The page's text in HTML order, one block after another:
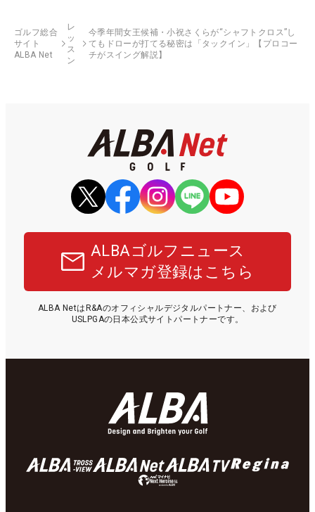
ゴルフ総合
サイト
ALBA Net
レ
ッ
ス
ン
今季年間女王候補・小祝さくらが“シャフトクロス”し
てもドローが打てる秘密は「タックイン」【プロコー
チがスイング解説】
ALBAゴルフニュース
メルマガ登録はこちら
ALBA NetはR&Aのオフィシャルデジタルパートナー、および
USLPGAの日本公式サイトパートナーです。